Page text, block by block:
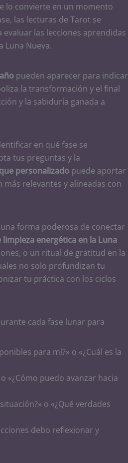
lo convierte en un momento
las lecturas de Tarot se
evaluar las lecciones aprendidas
Luna Nueva.
pueden aparecer para indicar
la transformación y el final
y la sabiduría ganada a
en qué fase se
tus preguntas y la
personalizado puede aportar
relevantes y alineadas con
forma poderosa de conectar
limpieza energética en la Luna
o un ritual de gratitud en la
no solo profundizan tu
tu práctica con los ciclos
cada fase lunar para
para mí?» o «¿Cuál es la
«¿Cómo puedo avanzar hacia
o «¿Qué verdades
debo reflexionar y